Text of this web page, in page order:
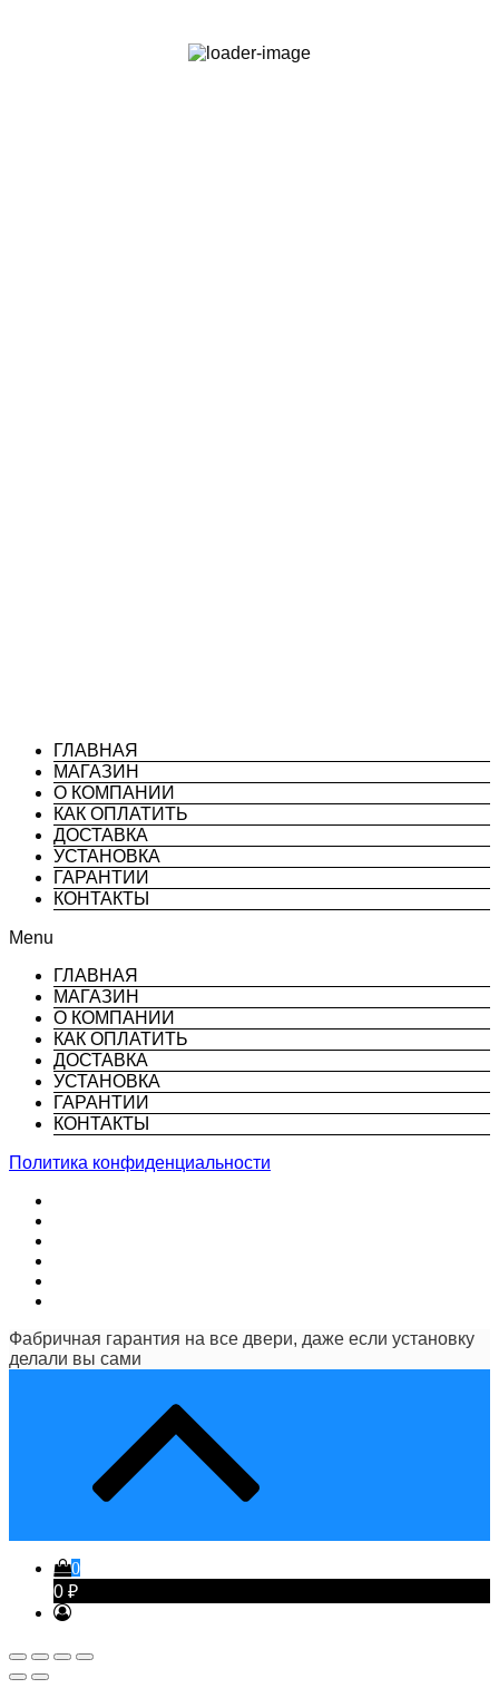
ГЛАВНАЯ
МАГАЗИН
О КОМПАНИИ
КАК ОПЛАТИТЬ
ДОСТАВКА
УСТАНОВКА
ГАРАНТИИ
КОНТАКТЫ
Menu
ГЛАВНАЯ
МАГАЗИН
О КОМПАНИИ
КАК ОПЛАТИТЬ
ДОСТАВКА
УСТАНОВКА
ГАРАНТИИ
КОНТАКТЫ
Политика конфиденциальности
Фабричная гарантия на все двери, даже если установку
делали вы сами
0
0 ₽